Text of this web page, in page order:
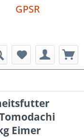
GPSR
Eimer